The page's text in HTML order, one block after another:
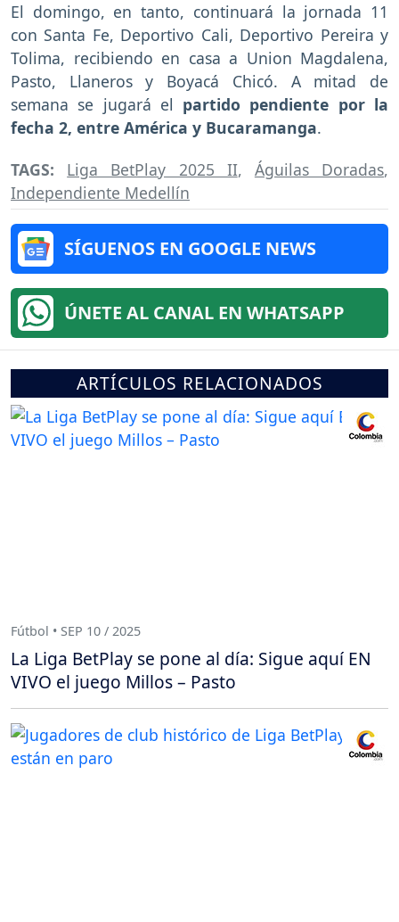
El domingo, en tanto, continuará la jornada 11
con Santa Fe, Deportivo Cali, Deportivo Pereira y
Tolima, recibiendo en casa a Union Magdalena,
Pasto, Llaneros y Boyacá Chicó. A mitad de
semana se jugará el partido pendiente por la
fecha 2, entre América y Bucaramanga.
TAGS: Liga BetPlay 2025 II, Águilas Doradas,
Independiente Medellín
SÍGUENOS EN GOOGLE NEWS
ÚNETE AL CANAL EN WHATSAPP
ARTÍCULOS RELACIONADOS
Fútbol • SEP 10 / 2025
La Liga BetPlay se pone al día: Sigue aquí EN
VIVO el juego Millos – Pasto